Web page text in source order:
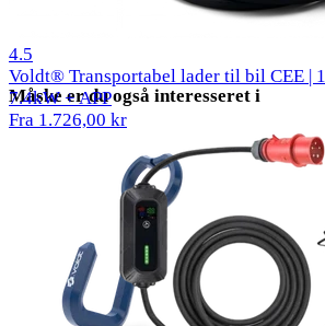
Måske er du også interesseret i
4.5
Voldt® Transportabel lader til bil CEE | 1
7.4kW + APP
Fra 1.726,00 kr